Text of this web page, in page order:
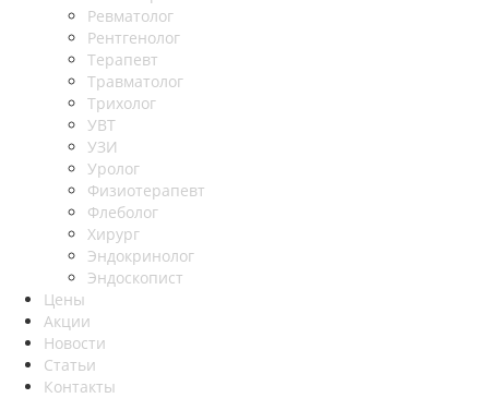
Ревматолог
Рентгенолог
Терапевт
Травматолог
Трихолог
УВТ
УЗИ
Уролог
Физиотерапевт
Флеболог
Хирург
Эндокринолог
Эндоскопист
Цены
Акции
Новости
Статьи
Контакты